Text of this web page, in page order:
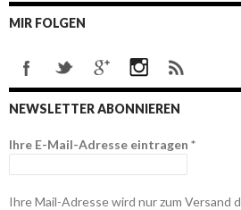
MIR FOLGEN
NEWSLETTER ABONNIEREN
Ihre E-Mail-Adresse eintragen *
Ihre Mail-Adresse wird nur zum Versand